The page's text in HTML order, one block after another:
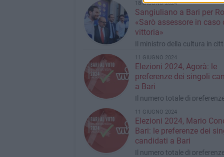
Zangrillo, hanno voluto dire la
18 GIUGNO 2024
Sangiuliano a Bari per
«Sarò assessore in caso
vittoria»
Il ministro della cultura in
e lunedì
11 GIUGNO 2024
Elezioni 2024, Agorà: le
preferenze dei singoli
a Bari
Il numero totale di
11 GIUGNO 2024
Elezioni 2024, Mario
Bari: le preferenze dei
candidati a Bari
Il numero totale di